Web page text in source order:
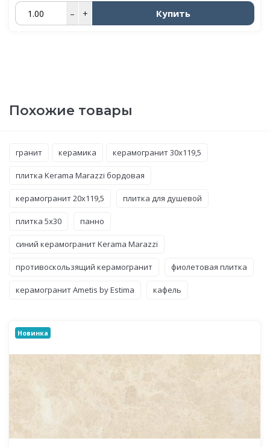
– + Купить
Похожие товары
гранит керамика керамогранит 30x119,5
плитка Kerama Marazzi бордовая
керамогранит 20x119,5 плитка для душевой
плитка 5x30 панно
синий керамогранит Kerama Marazzi
противоскользящий керамогранит фиолетовая плитка
керамогранит Ametis by Estima кафель
Новинка